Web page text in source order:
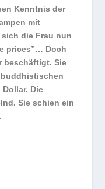
Kenntnis der
mit
die Frau nun
prices”… Doch
beschäftigt. Sie
buddhistischen
Die
Sie schien ein